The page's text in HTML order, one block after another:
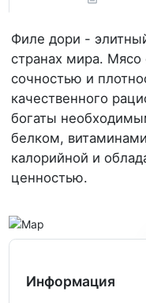
Филе дори -
странах мира. Мясо
сочностью и
качественного
богаты
белком,
калорийной и
ценностью.
Информация